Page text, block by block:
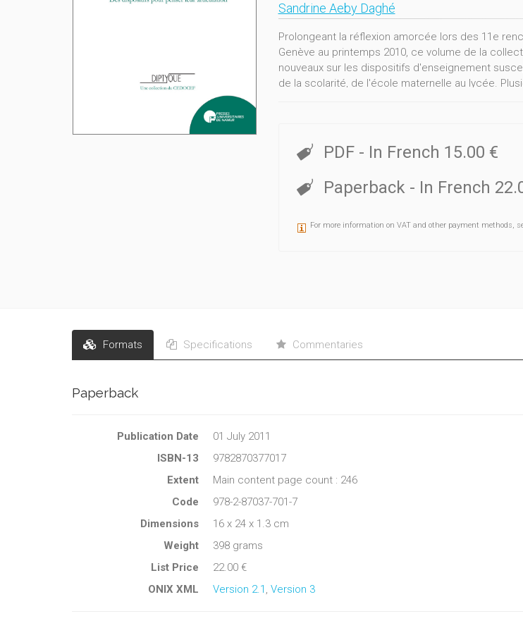
Sandrine Aeby Daghé
Prolongeant la réflexion amorcée lors des 11e
Genève au printemps 2010, ce volume de la
nouveaux sur les dispositifs d'enseignement
de la scolarité, de l'école maternelle au lycée.
chercheurs issus de plusieurs pays
propositions de dispositifs pour la classe de
contributions de: S. Ahr, Cl. Burdet & S. Guillemin,
Fourtanier,J. Lecavalier & S. Richard, I.
PDF - In French 15.00 €
Paperback - In French
For more information on VAT and other payment methods,
Formats Specifications Commentaries
Paperback
Publication Date
01 July 2011
ISBN-13
9782870377017
Extent
Main content page count : 246
Code
978-2-87037-701-7
Dimensions
16 x 24 x 1.3 cm
Weight
398 grams
List Price
22.00 €
ONIX XML
Version 2.1 Version 3